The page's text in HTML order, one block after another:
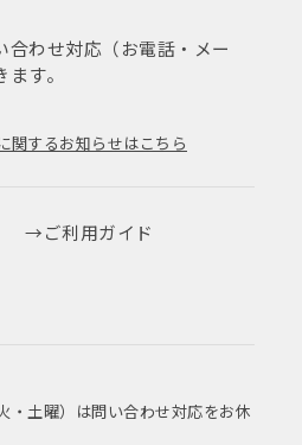
わせ対応（お電話・メー
す。
関するお知らせはこちら
ご利用ガイド
土曜）は問い合わせ対応をお休